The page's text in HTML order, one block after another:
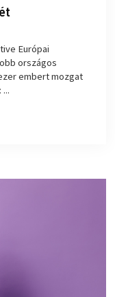
Európai
országos
embert mozgat